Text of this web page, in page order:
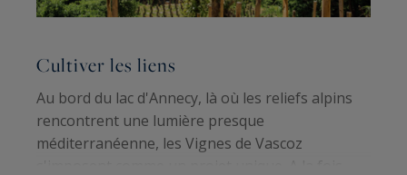
Cultiver les liens
Au bord du lac d'Annecy, là où les reliefs alpins
rencontrent une lumière presque
méditerranéenne, les Vignes de Vascoz